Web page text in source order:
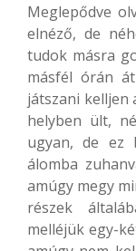
Meglepődve
elnéző, de
tudok másra
másfél órán
játszani kelljen
helyben ült,
ugyan, de ez
álomba
amúgy megy
részek
melléjük egy-